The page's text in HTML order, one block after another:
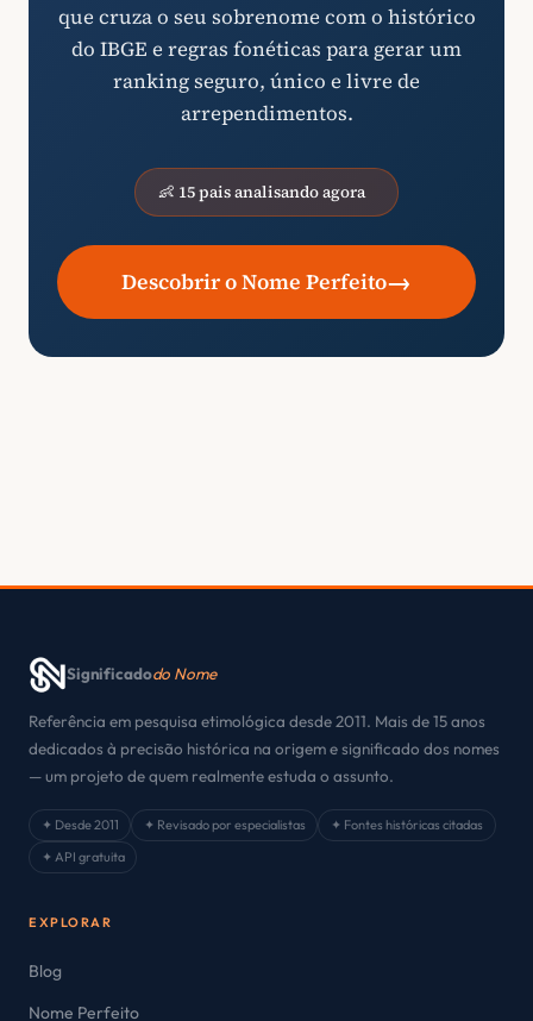
que cruza o seu sobrenome com o histórico
do IBGE e regras fonéticas para gerar um
ranking seguro, único e livre de
arrependimentos.
👶 15 pais analisando agora
Descobrir o Nome Perfeito→
Significadodo Nome
Referência em pesquisa etimológica desde 2011. Mais de 15 anos
dedicados à precisão histórica na origem e significado dos nomes
— um projeto de quem realmente estuda o assunto.
✦ Desde 2011 ✦ Revisado por especialistas
✦ Fontes históricas citadas
✦ API gratuita
EXPLORAR
Blog
Nome Perfeito